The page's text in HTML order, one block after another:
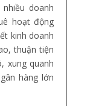
doanh
hoạt động
kinh doanh
thuận tiện
xung quanh
hàng lớn